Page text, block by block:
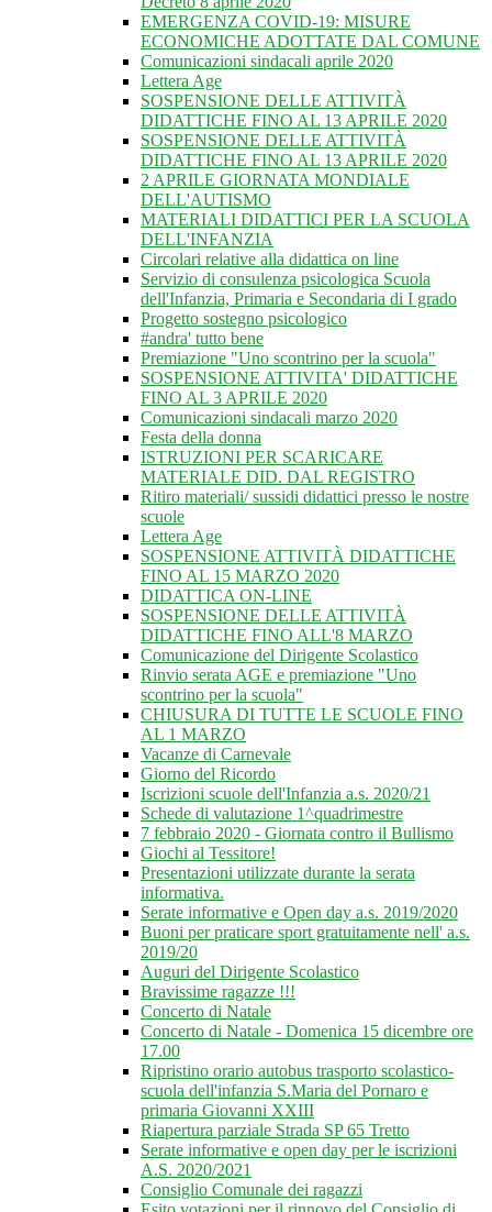
EMERGENZA COVID-19: MISURE
ECONOMICHE ADOTTATE DAL COMUNE
Comunicazioni sindacali aprile 2020
Lettera Age
SOSPENSIONE DELLE ATTIVITÀ
DIDATTICHE FINO AL 13 APRILE 2020
SOSPENSIONE DELLE ATTIVITÀ
DIDATTICHE FINO AL 13 APRILE 2020
2 APRILE GIORNATA MONDIALE
DELL'AUTISMO
MATERIALI DIDATTICI PER LA SCUOLA
DELL'INFANZIA
Circolari relative alla didattica on line
Servizio di consulenza psicologica Scuola
dell'Infanzia, Primaria e Secondaria di I grado
Progetto sostegno psicologico
#andra' tutto bene
Premiazione "Uno scontrino per la scuola"
SOSPENSIONE ATTIVITA' DIDATTICHE
FINO AL 3 APRILE 2020
Comunicazioni sindacali marzo 2020
Festa della donna
ISTRUZIONI PER SCARICARE
MATERIALE DID. DAL REGISTRO
Ritiro materiali/ sussidi didattici presso le nostre
scuole
Lettera Age
SOSPENSIONE ATTIVITÀ DIDATTICHE
FINO AL 15 MARZO 2020
DIDATTICA ON-LINE
SOSPENSIONE DELLE ATTIVITÀ
DIDATTICHE FINO ALL'8 MARZO
Comunicazione del Dirigente Scolastico
Rinvio serata AGE e premiazione "Uno
scontrino per la scuola"
CHIUSURA DI TUTTE LE SCUOLE FINO
AL 1 MARZO
Vacanze di Carnevale
Giorno del Ricordo
Iscrizioni scuole dell'Infanzia a.s. 2020/21
Schede di valutazione 1^quadrimestre
7 febbraio 2020 - Giornata contro il Bullismo
Giochi al Tessitore!
Presentazioni utilizzate durante la serata
informativa.
Serate informative e Open day a.s. 2019/2020
Buoni per praticare sport gratuitamente nell' a.s.
2019/20
Auguri del Dirigente Scolastico
Bravissime ragazze !!!
Concerto di Natale
Concerto di Natale - Domenica 15 dicembre ore
17.00
Ripristino orario autobus trasporto scolastico-
scuola dell'infanzia S.Maria del Pornaro e
primaria Giovanni XXIII
Riapertura parziale Strada SP 65 Tretto
Serate informative e open day per le iscrizioni
A.S. 2020/2021
Consiglio Comunale dei ragazzi